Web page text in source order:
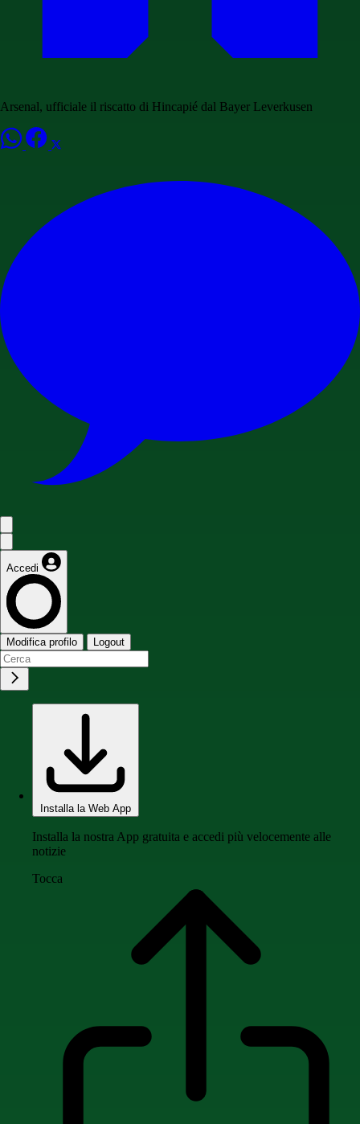
Arsenal, ufficiale il riscatto di Hincapié dal Bayer Leverkusen
Accedi
Modifica profilo Logout
Installa la Web App
Installa la nostra App gratuita e accedi più velocemente alle
notizie
Tocca